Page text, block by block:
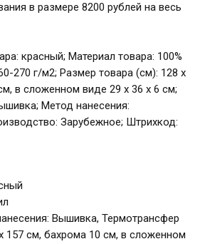
в размере 8200 рублей на весь
красный; Материал товара: 100%
270 г/м2; Размер товара (см): 128 х
в сложенном виде 29 х 36 х 6 см;
Метод нанесения:
Зарубежное; Штрихкод:
Вышивка, Термотрансфер
157 см, бахрома 10 см, в сложенном